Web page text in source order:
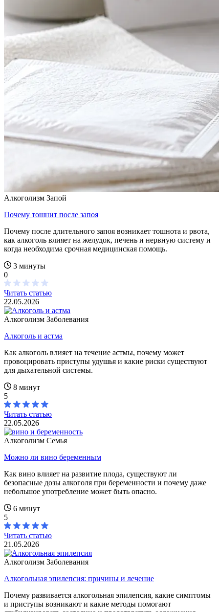
Алкоголизм Запой
Почему тошнит после запоя
Почему после длительного запоя возникает тошнота и рвота,
как алкоголь влияет на желудок, печень и нервную систему и
когда необходима срочная медицинская помощь.
3 минуты
0
Читать статью
22.05.2026
Алкоголизм Заболевания
Алкоголь и астма
Как алкоголь влияет на течение астмы, почему может
провоцировать приступы удушья и какие риски существуют
для дыхательной системы.
8 минут
5
Читать статью
22.05.2026
Алкоголизм Семья
Можно ли вино беременным
Как вино влияет на развитие плода, существуют ли
безопасные дозы алкоголя при беременности и почему даже
небольшое употребление может быть опасно.
6 минут
5
Читать статью
21.05.2026
Алкоголизм Заболевания
Алкогольная эпилепсия: причины и лечение
Почему развивается алкогольная эпилепсия, какие симптомы
и приступы возникают и какие методы помогают